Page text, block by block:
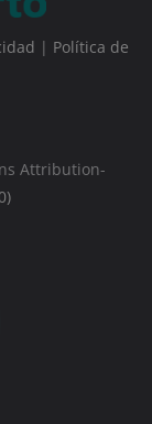
| Política de
Attribution-